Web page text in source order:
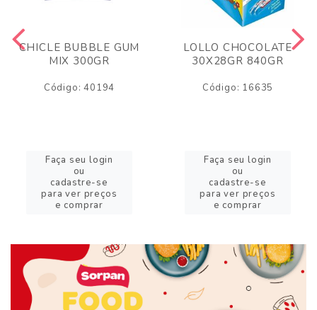
CHICLE BUBBLE GUM
MIX 300GR
Código: 40194
Faça seu login
ou
cadastre-se
para ver preços
e comprar
LOLLO CHOCOLATE
30X28GR 840GR
Código: 16635
Faça seu login
ou
cadastre-se
para ver preços
e comprar